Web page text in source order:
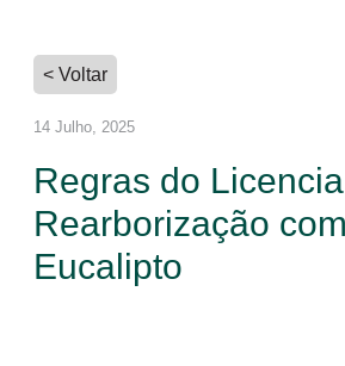
< Voltar
14 Julho, 2025
Regras do
Rearborização com
Eucalipto